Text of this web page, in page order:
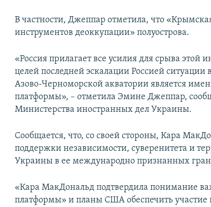
В частности, Джеппар отметила, что
инструментов деоккупации» полуострова.
«Россия прилагает все усилия для срыва
целей последней эскалации Россией
Азово-Черноморской акватории является
платформы», – отметила Эмине Джеппар,
Министерства иностранных дел Украины.
Сообщается, что, со своей стороны, Кара
поддержки независимости, суверенитета и
Украины в ее международно признанных
«Кара МакДональд подтвердила понимание
платформы» и планы США обеспечить